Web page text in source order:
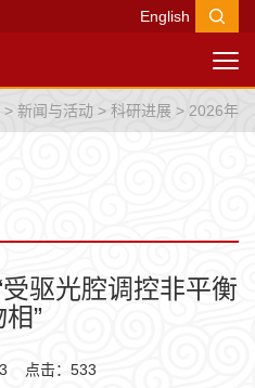
English
> 新闻与活动 > 科研进展 > 2026年
驱光腔调控非平衡
”
点击： 533